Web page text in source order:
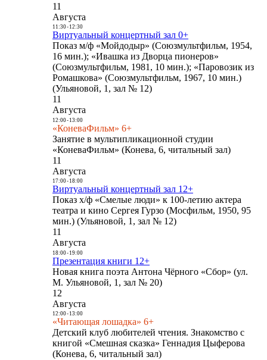
11
Августа
11:30- 12:30
Виртуальный концертный зал 0+
Показ м/ф «Мойдодыр» (Союзмультфильм, 1954,
16 мин.); «Ивашка из Дворца пионеров»
(Союзмультфильм, 1981, 10 мин.); «Паровозик из
Ромашкова» (Союзмультфильм, 1967, 10 мин.)
(Ульяновой, 1, зал № 12)
11
Августа
12:00- 13:00
«КоневаФильм» 6+
Занятие в мультипликационной студии
«КоневаФильм» (Конева, 6, читальный зал)
11
Августа
17:00- 18:00
Виртуальный концертный зал 12+
Показ х/ф «Смелые люди» к 100-летию актера
театра и кино Сергея Гурзо (Мосфильм, 1950, 95
мин.) (Ульяновой, 1, зал № 12)
11
Августа
18:00- 19:00
Презентация книги 12+
Новая книга поэта Антона Чёрного «Сбор» (ул.
М. Ульяновой, 1, зал № 20)
12
Августа
12:00- 13:00
«Читающая лошадка» 6+
Детский клуб любителей чтения. Знакомство с
книгой «Смешная сказка» Геннадия Цыферова
(Конева, 6, читальный зал)